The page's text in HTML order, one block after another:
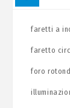
faretti a
faretto
foro